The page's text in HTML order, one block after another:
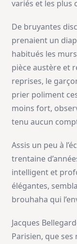
variés et les plus
De bruyantes
prenaient un
habitués les
pièce austère et
reprises, le
prier poliment
moins fort,
tenu aucun
Assis un peu à
trentaine
intelligent et
élégantes,
brouhaha qui
Jacques
Parisien, que